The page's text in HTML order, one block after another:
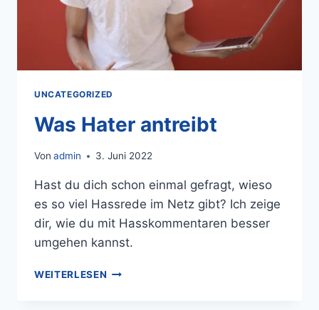
UNCATEGORIZED
Was Hater antreibt
Von admin 3. Juni 2022
Hast du dich schon einmal gefragt, wieso
es so viel Hassrede im Netz gibt? Ich zeige
dir, wie du mit Hasskommentaren besser
umgehen kannst.
WEITERLESEN